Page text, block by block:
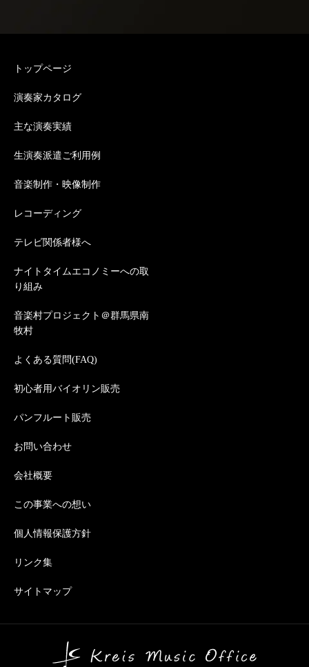
トップページ
演奏家カタログ
主な演奏実績
生演奏派遣ご利用例
音楽制作・映像制作
レコーディング
テレビ関係者様へ
ナイトタイムエコノミーへの取
り組み
音楽村プロジェクト＠群馬県南
牧村
よくある質問(FAQ)
初心者用バイオリン販売
パンフルート販売
お問い合わせ
会社概要
この事業への想い
個人情報保護方針
リンク集
サイトマップ